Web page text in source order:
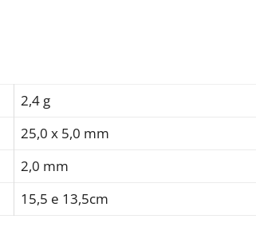
2,4 g
25,0 x 5,0 mm
2,0 mm
15,5 e 13,5cm